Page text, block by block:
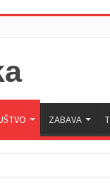
ZABAVA